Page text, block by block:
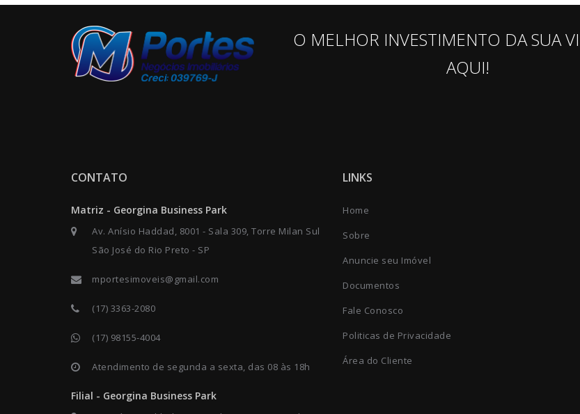
O MELHOR INVESTIMENTO DA SUA
AQUI!
CONTATO
Matriz - Georgina Business Park
Av. Anísio Haddad, 8001 - Sala 309, Torre Milan Sul
São José do Rio Preto - SP
mportesimoveis@gmail.com
(17) 3363-2080
(17) 98155-4004
Atendimento de segunda a sexta, das 08 às 18h
Filial - Georgina Business Park
LINKS
Home
Sobre
Anuncie seu Imóvel
Documentos
Fale Conosco
Politicas de Privacidade
Área do Cliente